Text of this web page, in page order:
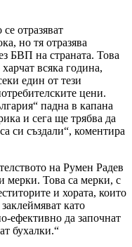
отразяват
но тя отразява
БВП на страната. Това
всяка година,
един от тези
цени.
падна в капана
и сега ще трябва да
си създали“, коментира
на Румен Радев
мерки. Това са мерки, с
и хората, които
като
ефективно да започнат
бухалки.“